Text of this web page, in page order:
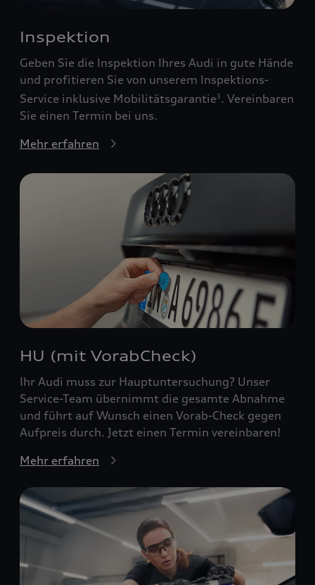
Inspektion
Geben Sie die Inspektion Ihres Audi in gute Hände
und profitieren Sie von unserem Inspektions-
Service inklusive Mobilitätsgarantie3 . Vereinbaren
Sie einen Termin bei uns.
Mehr erfahren
HU (mit VorabCheck)
Ihr Audi muss zur Hauptuntersuchung? Unser
Service-Team übernimmt die gesamte Abnahme
und führt auf Wunsch einen Vorab-Check gegen
Aufpreis durch. Jetzt einen Termin vereinbaren!
Mehr erfahren